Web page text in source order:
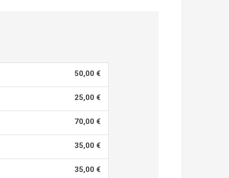
50,00 €
25,00 €
70,00 €
35,00 €
35,00 €